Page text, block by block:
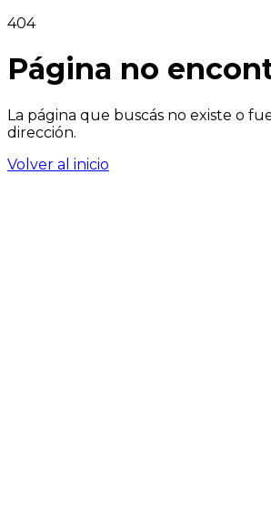
404
Página no
La página que buscás no existe o
dirección.
Volver al inicio